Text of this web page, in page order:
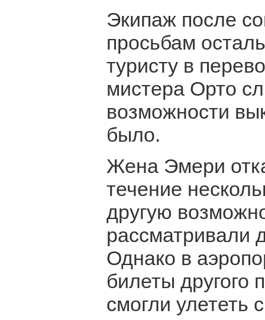
Экипаж после
просьбам
туристу в
мистера Орто
возможности
было.
Жена Эмери
течение
другую
рассматривали
Однако в
билеты другого
смогли улететь